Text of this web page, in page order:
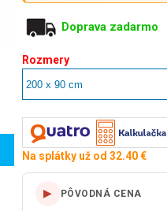
Doprava zadarmo
Rozmery
Na splátky už od 32.40 €
▶ PÔVODNÁ CENA